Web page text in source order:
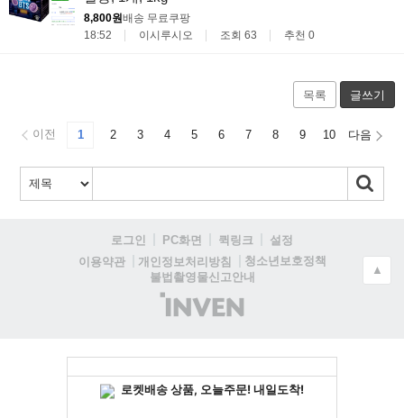
8,800원배송 무료 쿠팡
18:52
이시루시오 조회 63 추천 0
목록 글쓰기
이전 1 2 3 4 5 6 7 8 9 10 다음
로그인 PC화면 퀵링크
설정
이용약관
개인정보처리방침
청소년보호정책
불법촬영물신고안내
(주)
인
▲